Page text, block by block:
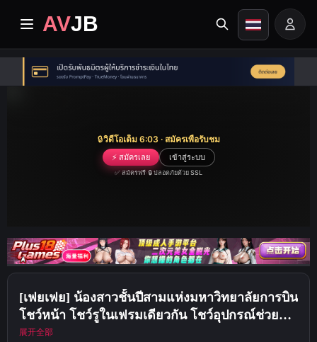
AVJB
หน้าแรก
วิดีโอระดับพรีเมียม
ศูนย์เผยแผ่
Image search
Short Videos
🔒วิดีโอเต็ม 6:03 · สมัครเพื่อรับชม
⚡ สมัครเลย เข้าสู่ระบบ
✅ สมัครฟรี·🔒 ปลอดภัยด้วย SSL
[เฟยเฟย] น้องสาวชั้นปีสามแห่งมหาวิทยาลัยการบิน
โชว์หน้า โชว์รูในเฟรมเดียวกัน โชว์อุปกรณ์ช่วยตัว
เอง อวัยวะส่วนตัวหนาและโดดเด่น ถอดออกก็สวย
展开全部